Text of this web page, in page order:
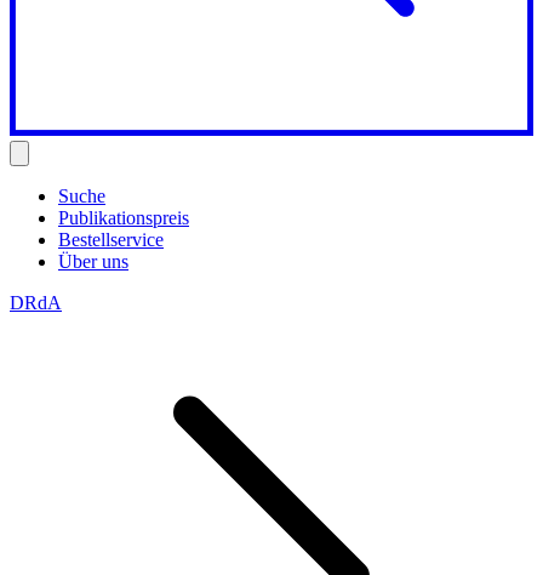
Suche
Publikationspreis
Bestellservice
Über uns
DRdA